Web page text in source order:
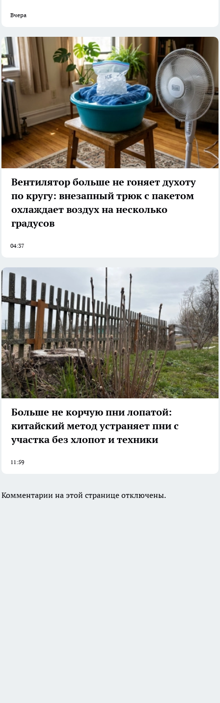
Вчера
Вентилятор больше не гоняет духоту
по кругу: внезапный трюк с пакетом
охлаждает воздух на несколько
градусов
04:37
Больше не корчую пни лопатой:
китайский метод устраняет пни с
участка без хлопот и техники
11:59
Комментарии на этой странице отключены.